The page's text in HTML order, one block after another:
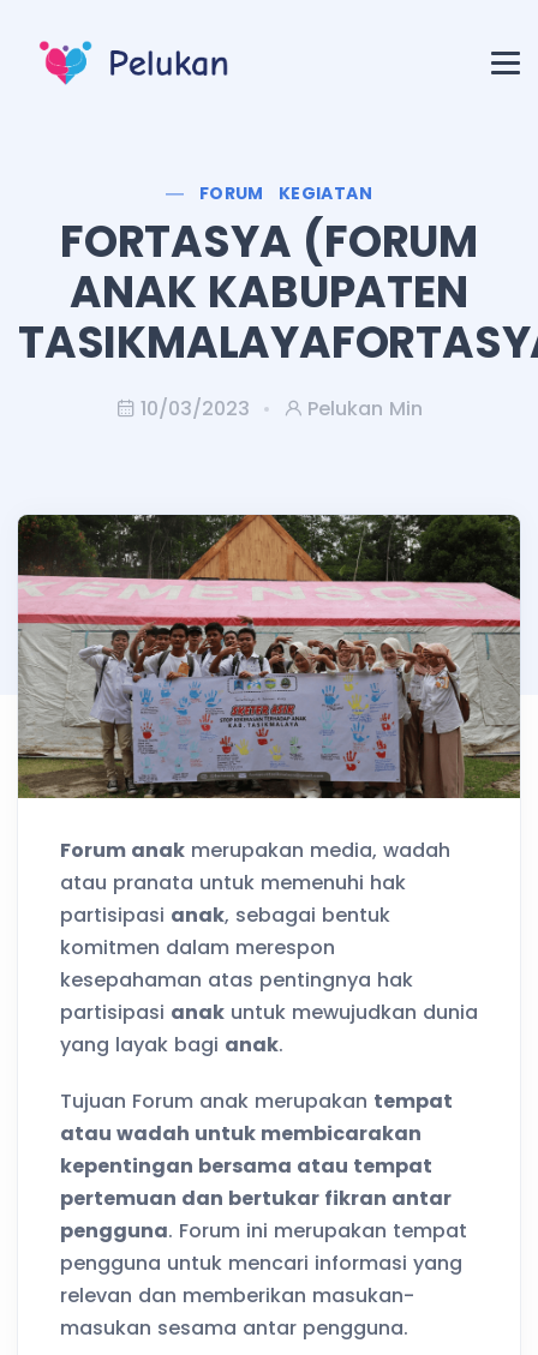
FORUM KEGIATAN
FORTASYA (FORUM
ANAK KABUPATEN
10/03/2023 Pelukan Min
Forum anak merupakan media, wadah
atau pranata untuk memenuhi hak
partisipasi anak, sebagai bentuk
komitmen dalam merespon
kesepahaman atas pentingnya hak
partisipasi anak untuk mewujudkan dunia
yang layak bagi anak.
Tujuan Forum anak merupakan tempat
atau wadah untuk membicarakan
kepentingan bersama atau tempat
pertemuan dan bertukar fikran antar
pengguna. Forum ini merupakan tempat
pengguna untuk mencari informasi yang
relevan dan memberikan masukan-
masukan sesama antar pengguna.